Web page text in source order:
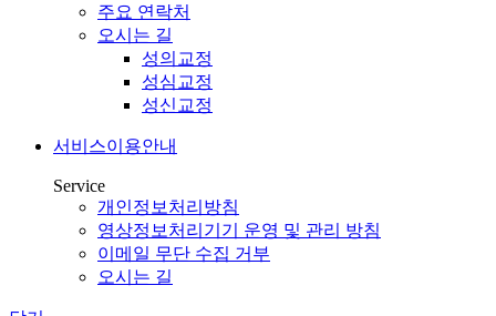
주요 연락처
오시는 길
성의교정
성심교정
성신교정
서비스이용안내
Service
개인정보처리방침
영상정보처리기기 운영 및 관리 방침
이메일 무단 수집 거부
오시는 길